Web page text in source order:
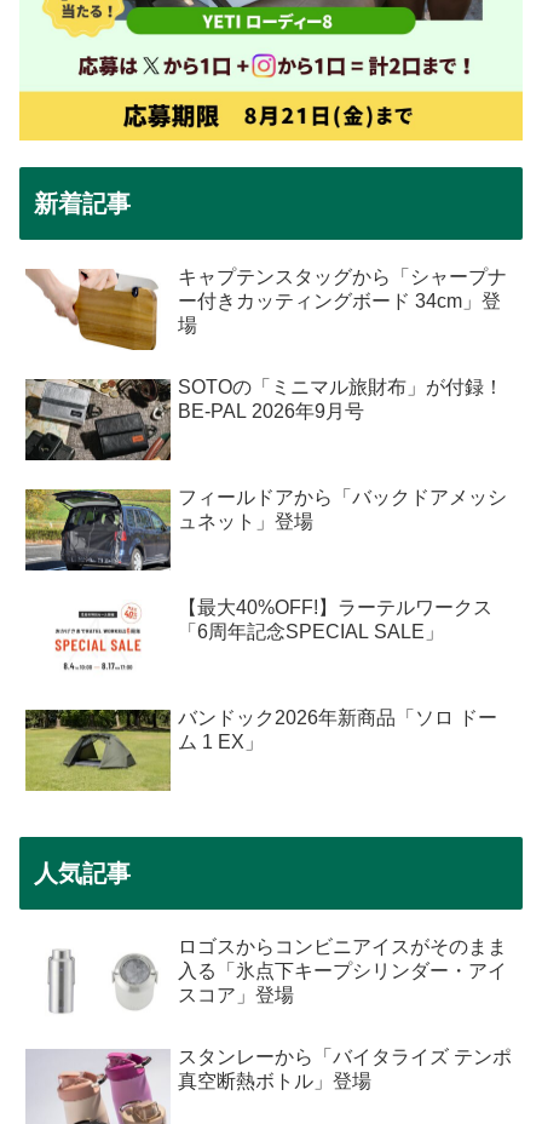
新着記事
キャプテンスタッグから「シャープナ
ー付きカッティングボード 34cm」登
場
SOTOの「ミニマル旅財布」が付録！
BE-PAL 2026年9月号
フィールドアから「バックドアメッシ
ュネット」登場
【最大40%OFF!】ラーテルワークス
「6周年記念SPECIAL SALE」
バンドック2026年新商品「ソロ ドー
ム 1 EX」
人気記事
ロゴスからコンビニアイスがそのまま
入る「氷点下キープシリンダー・アイ
スコア」登場
スタンレーから「バイタライズ テンポ
真空断熱ボトル」登場